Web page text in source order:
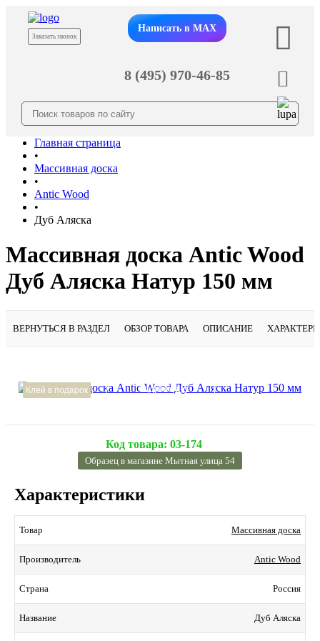
Заказать звонок
Написать в MAX
8 (495) 970-46-85
Главная страница
•
Массивная доска
•
Antic Wood
•
Дуб Аляска
Массивная доска Antic Wood
Дуб Аляска Натур 150 мм
ВЕРНУТЬСЯ В РАЗДЕЛ ОБЗОР ТОВАРА ОПИСАНИЕ
Клей в подарок Подробнее
Код товара: 03-174
Образец в магазине Мытная улица 54
Характеристики
Товар Массивная доска
Производитель Antic Wood
Страна Россия
Название Дуб Аляска